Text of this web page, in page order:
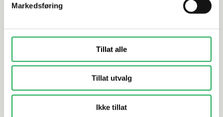
Markedsføring
Tillat alle
Tillat utvalg
Ikke tillat
EPDer til nedlastning
Trenger du EPDer til ditt prosjekt?